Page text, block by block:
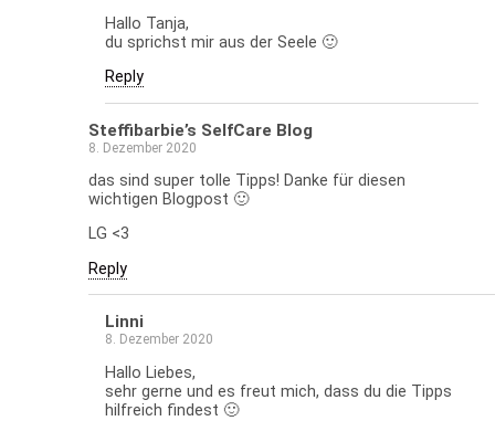
Hallo Tanja,
du sprichst mir aus der Seele 🙂
Reply
Steffibarbie’s SelfCare Blog
8. Dezember 2020
das sind super tolle Tipps! Danke für diesen
wichtigen Blogpost 🙂
LG <3
Reply
Linni
8. Dezember 2020
Hallo Liebes,
sehr gerne und es freut mich, dass du die Tipps
hilfreich findest 🙂